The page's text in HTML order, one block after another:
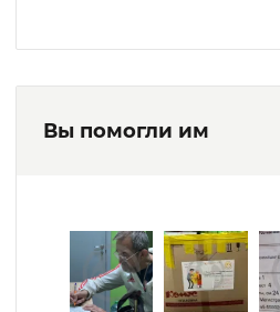
Вы помогли им